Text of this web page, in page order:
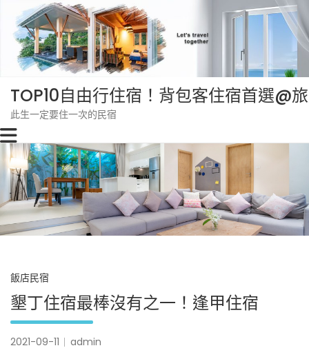
content
TOP10自由行住宿！背包客住宿首選@
此生一定要住一次的民宿
飯店民宿
墾丁住宿最棒沒有之一！逢甲住宿
2021-09-11 admin